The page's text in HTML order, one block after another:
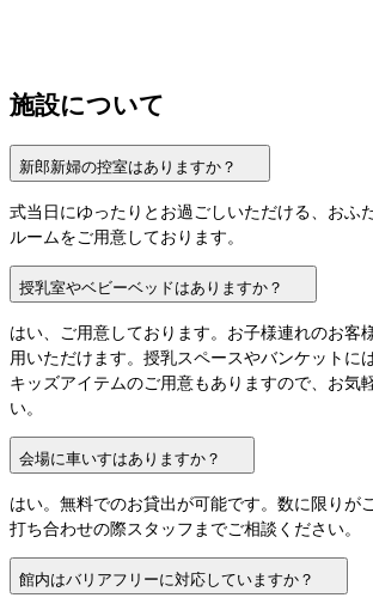
施設について
新郎新婦の控室はありますか？
式当日にゆったりとお過ごしいただける、おふ
ルームをご用意しております。
授乳室やベビーベッドはありますか？
はい、ご用意しております。お子様連れのお客
用いただけます。授乳スペースやバンケットに
キッズアイテムのご用意もありますので、お気
い。
会場に車いすはありますか？
はい。無料でのお貸出が可能です。数に限りが
打ち合わせの際スタッフまでご相談ください。
館内はバリアフリーに対応していますか？